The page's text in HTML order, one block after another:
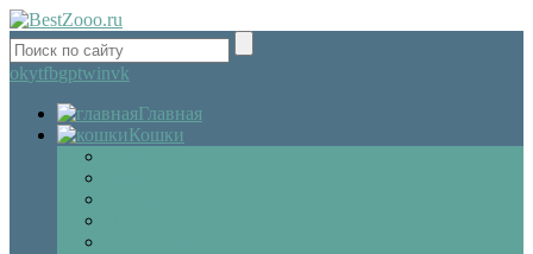
okytfbgptwinvk
Главная
Кошки